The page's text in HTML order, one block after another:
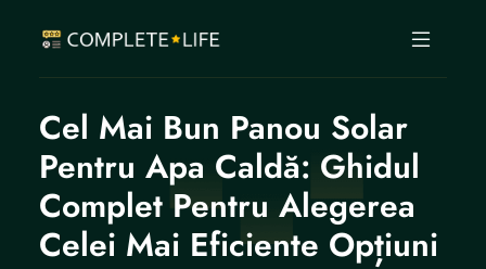
Cel Mai Bun Panou Solar
Pentru Apa Caldă: Ghidul
Complet Pentru Alegerea
Celei Mai Eficiente Opțiuni